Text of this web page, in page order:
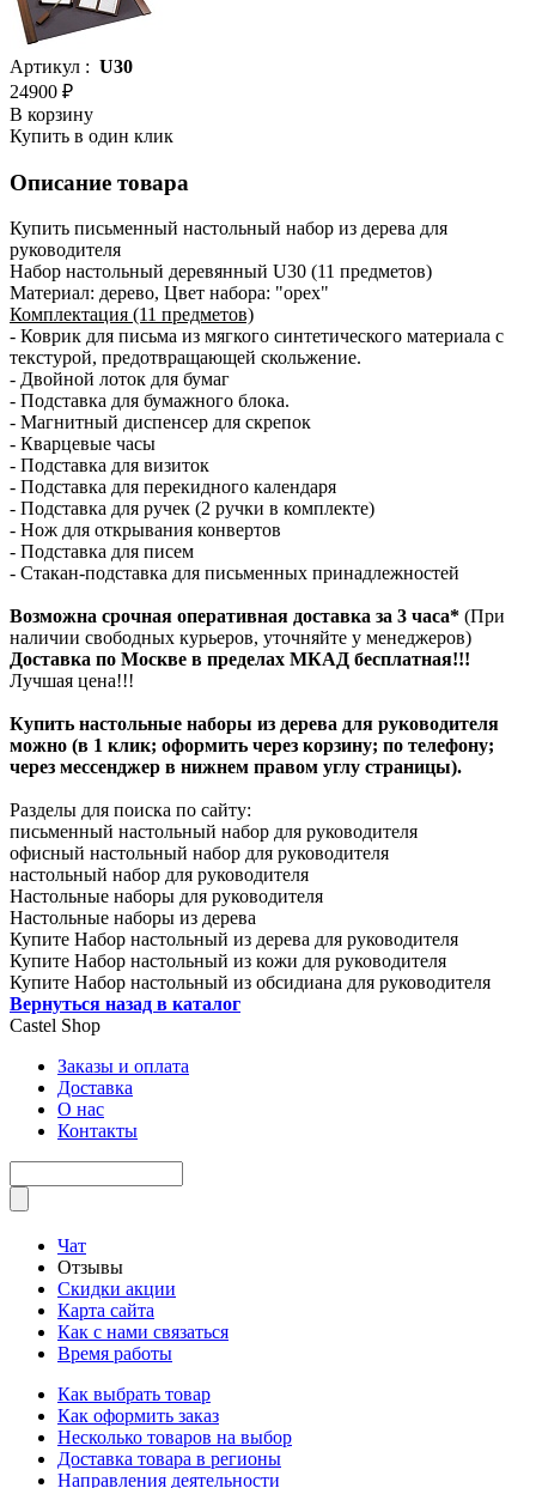
Артикул : U30
24900 ₽
В корзину
Купить в один клик
Описание товара
Купить письменный настольный набор из дерева для
руководителя
Набор настольный деревянный U30 (11 предметов)
Материал: дерево, Цвет набора: "орех"
Комплектация (11 предметов)
- Коврик для письма из мягкого синтетического материала с
текстурой, предотвращающей скольжение.
- Двойной лоток для бумаг
- Подставка для бумажного блока.
- Магнитный диспенсер для скрепок
- Кварцевые часы
- Подставка для визиток
- Подставка для перекидного календаря
- Подставка для ручек (2 ручки в комплекте)
- Нож для открывания конвертов
- Подставка для писем
- Стакан-подставка для письменных принадлежностей
Возможна срочная оперативная доставка за 3 часа* (При
наличии свободных курьеров, уточняйте у менеджеров)
Доставка по Москве в пределах МКАД бесплатная!!!
Лучшая цена!!!
Купить настольные наборы из дерева для руководителя
можно (в 1 клик; оформить через корзину; по телефону;
через мессенджер в нижнем правом углу страницы).
Разделы для поиска по сайту:
письменный настольный набор для руководителя
офисный настольный набор для руководителя
настольный набор для руководителя
Настольные наборы для руководителя
Настольные наборы из дерева
Купите Набор настольный из дерева для руководителя
Купите Набор настольный из кожи для руководителя
Купите Набор настольный из обсидиана для руководителя
Вернуться назад в каталог
Castel Shop
Заказы и оплата
Доставка
О нас
Контакты
Чат
Отзывы
Скидки акции
Карта сайта
Как с нами связаться
Время работы
Как выбрать товар
Как оформить заказ
Несколько товаров на выбор
Доставка товара в регионы
Направления деятельности